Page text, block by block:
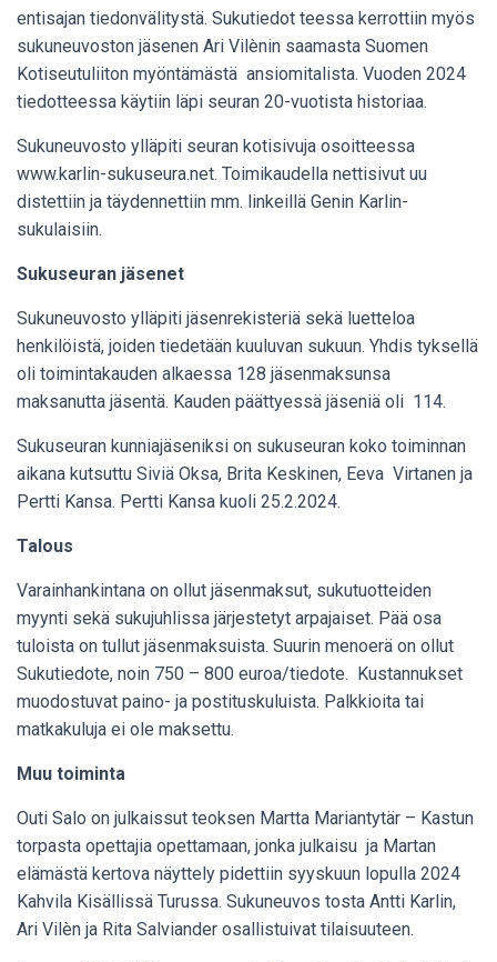
entisajan tiedonvälitystä. Sukutiedot teessa kerrottiin myös
sukuneuvoston jäsenen Ari Vilènin saamasta Suomen
Kotiseutuliiton myöntämästä ansiomitalista. Vuoden 2024
tiedotteessa käytiin läpi seuran 20-vuotista historiaa.
Sukuneuvosto ylläpiti seuran kotisivuja osoitteessa
www.karlin-sukuseura.net. Toimikaudella nettisivut uu
distettiin ja täydennettiin mm. linkeillä Genin Karlin-
sukulaisiin.
Sukuseuran jäsenet
Sukuneuvosto ylläpiti jäsenrekisteriä sekä luetteloa
henkilöistä, joiden tiedetään kuuluvan sukuun. Yhdis tyksellä
oli toimintakauden alkaessa 128 jäsenmaksunsa
maksanutta jäsentä. Kauden päättyessä jäseniä oli 114.
Sukuseuran kunniajäseniksi on sukuseuran koko toiminnan
aikana kutsuttu Siviä Oksa, Brita Keskinen, Eeva Virtanen ja
Pertti Kansa. Pertti Kansa kuoli 25.2.2024.
Talous
Varainhankintana on ollut jäsenmaksut, sukutuotteiden
myynti sekä sukujuhlissa järjestetyt arpajaiset. Pää osa
tuloista on tullut jäsenmaksuista. Suurin menoerä on ollut
Sukutiedote, noin 750 – 800 euroa/tiedote. Kustannukset
muodostuvat paino- ja postituskuluista. Palkkioita tai
matkakuluja ei ole maksettu.
Muu toiminta
Outi Salo on julkaissut teoksen Martta Mariantytär – Kastun
torpasta opettajia opettamaan, jonka julkaisu ja Martan
elämästä kertova näyttely pidettiin syyskuun lopulla 2024
Kahvila Kisällissä Turussa. Sukuneuvos tosta Antti Karlin,
Ari Vilèn ja Rita Salviander osallistuivat tilaisuuteen.